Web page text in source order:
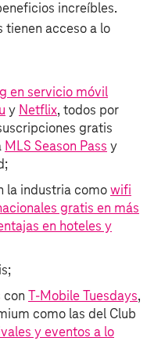
increíbles.
tienen acceso a lo
en servicio móvil
y Netflix, todos por
gratis
MLS Season Pass y
la industria como wifi
gratis en más
en hoteles y
con T‑Mobile Tuesdays,
como las del Club
y eventos a lo